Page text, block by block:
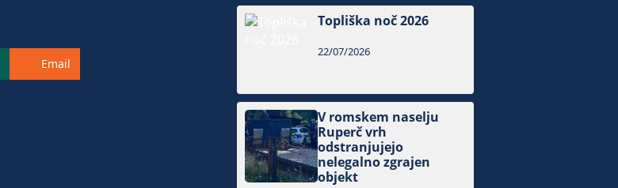
Email
Topliška noč 2026
22/07/2026
V romskem naselju
Ruperč vrh
odstranjujejo
nelegalno zgrajen
objekt